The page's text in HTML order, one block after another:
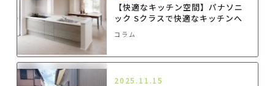
【快適なキッチン空間】パナソニ
ック Sクラスで快適なキッチンへ
コラム
2025.11.15